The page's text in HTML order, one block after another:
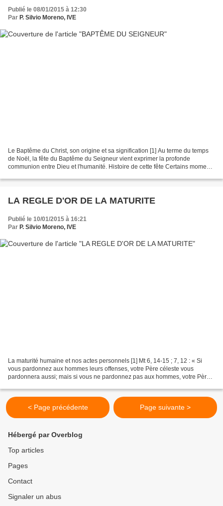
Publié le 08/01/2015 à 12:30
Par P. Silvio Moreno, IVE
Le Baptême du Christ, son origine et sa signification [1] Au terme du temps
de Noël, la fête du Baptême du Seigneur vient exprimer la profonde
communion entre Dieu et l'humanité. Histoire de cette fête Certains moments
LA REGLE D'OR DE LA MATURITE
Publié le 10/01/2015 à 16:21
Par P. Silvio Moreno, IVE
La maturité humaine et nos actes personnels [1] Mt 6, 14-15 ; 7, 12 : « Si
vous pardonnez aux hommes leurs offenses, votre Père céleste vous
pardonnera aussi; mais si vous ne pardonnez pas aux hommes, votre Père
< Page précédente Page suivante >
Hébergé par Overblog
Top articles
Pages
Contact
Signaler un abus